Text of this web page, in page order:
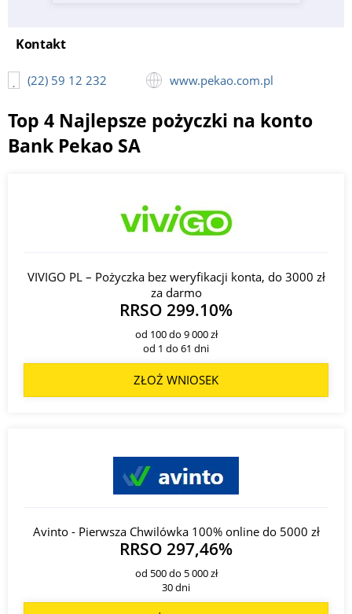
Kontakt
(22) 59 12 232 www.pekao.com.pl
Top 4 Najlepsze pożyczki na konto
Bank Pekao SA
VIVIGO PL – Pożyczka bez weryfikacji konta, do 3000 zł
za darmo
RRSO 299.10%
od 100 do 9 000 zł
od 1 do 61 dni
ZŁOŻ WNIOSEK
Avinto - Pierwsza Chwilówka 100% online do 5000 zł
RRSO 297,46%
od 500 do 5 000 zł
30 dni